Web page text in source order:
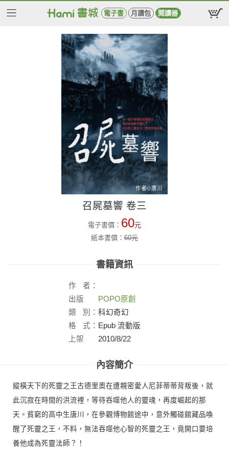
電子書 月讀包 閱讀器
召屍墓響 卷三
電子書價： 60元
紙本書價： 60元
書籍資訊
作
者：
出版
社：
POPO原創
類
別： 科幻奇幻
格
式： Epub 流動版
上架
2010/8/22
內容簡介
縱橫天下的死靈之王古德里奧在遭親密愛人尼菲蒂蒂背叛後，就
此沉寂在時間的洪流裡，等待吞噬他人的靈魂，再度崛起的那
天。貧窮的高中生唐川，在參觀博物館途中，意外觸碰館藏品喚
醒了死靈之王，不料，無法吞噬他心智的死靈之王，竟開口要培
養他成為死靈法師？！